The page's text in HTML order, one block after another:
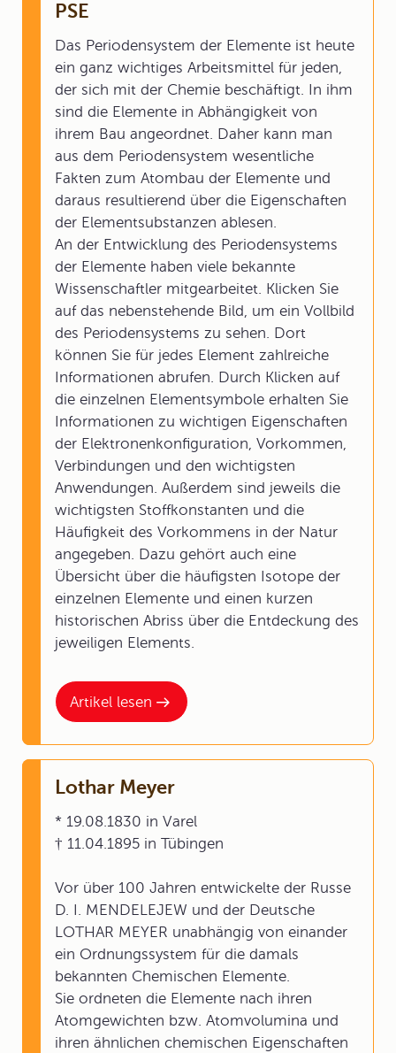
Artikel lesen
PSE
Das Periodensystem der Elemente ist heute
ein ganz wichtiges Arbeitsmittel für jeden,
der sich mit der Chemie beschäftigt. In ihm
sind die Elemente in Abhängigkeit von
ihrem Bau angeordnet. Daher kann man
aus dem Periodensystem wesentliche
Fakten zum Atombau der Elemente und
daraus resultierend über die Eigenschaften
der Elementsubstanzen ablesen.
An der Entwicklung des Periodensystems
der Elemente haben viele bekannte
Wissenschaftler mitgearbeitet. Klicken Sie
auf das nebenstehende Bild, um ein Vollbild
des Periodensystems zu sehen. Dort
können Sie für jedes Element zahlreiche
Informationen abrufen. Durch Klicken auf
die einzelnen Elementsymbole erhalten Sie
Informationen zu wichtigen Eigenschaften
der Elektronenkonfiguration, Vorkommen,
Verbindungen und den wichtigsten
Anwendungen. Außerdem sind jeweils die
wichtigsten Stoffkonstanten und die
Häufigkeit des Vorkommens in der Natur
angegeben. Dazu gehört auch eine
Übersicht über die häufigsten Isotope der
einzelnen Elemente und einen kurzen
historischen Abriss über die Entdeckung des
jeweiligen Elements.
Lothar Meyer
* 19.08.1830 in Varel
† 11.04.1895 in Tübingen
Vor über 100 Jahren entwickelte der Russe
D. I. MENDELEJEW und der Deutsche
LOTHAR MEYER unabhängig von einander
ein Ordnungssystem für die damals
bekannten Chemischen Elemente.
Sie ordneten die Elemente nach ihren
Atomgewichten bzw. Atomvolumina und
ihren ähnlichen chemischen Eigenschaften